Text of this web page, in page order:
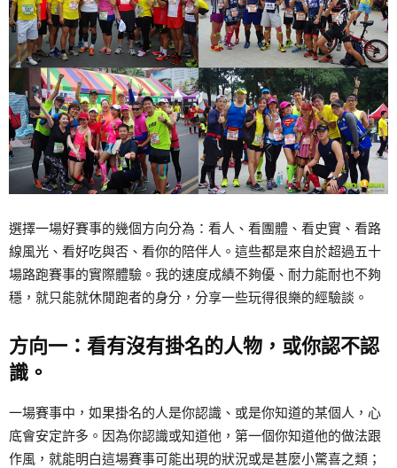
選擇一場好賽事的幾個方向分為：看人、看團體、看史實、看路
線風光、看好吃與否、看你的陪伴人。這些都是來自於超過五十
場路跑賽事的實際體驗。我的速度成績不夠優、耐力能耐也不夠
穩，就只能就休閒跑者的身分，分享一些玩得很樂的經驗談。
方向一：看有沒有掛名的人物，或你認不認
識。
一場賽事中，如果掛名的人是你認識、或是你知道的某個人，心
底會安定許多。因為你認識或知道他，第一個你知道他的做法跟
作風，就能明白這場賽事可能出現的狀況或是甚麼小驚喜之類；